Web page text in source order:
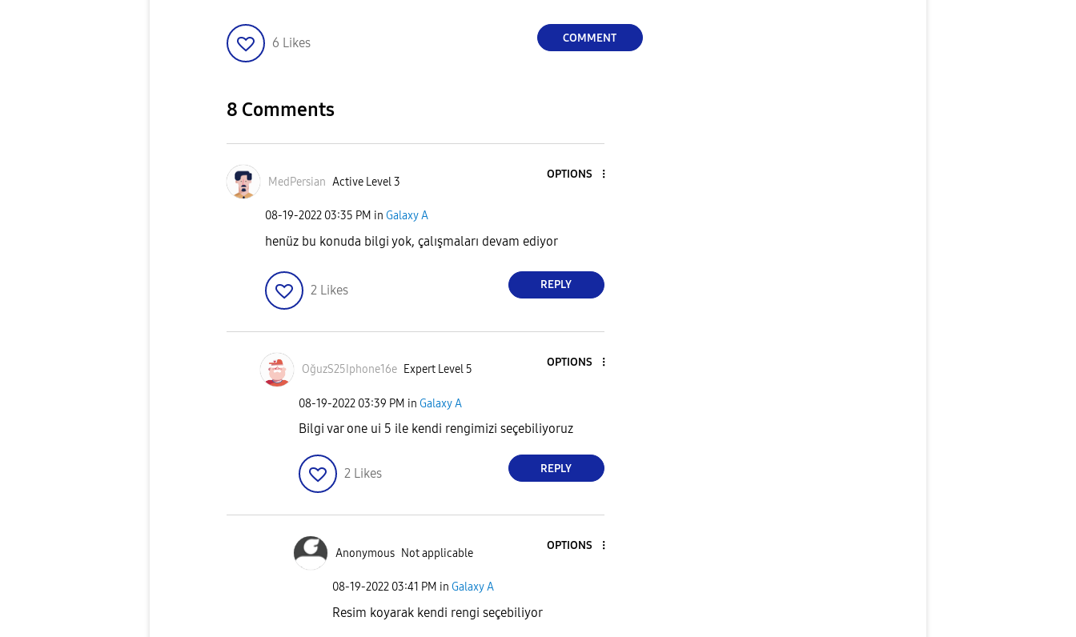
6 Likes COMMENT
8 Comments
MedPersian Active Level 3
OPTIONS
‎08-19-2022 03:35 PM in Galaxy A
henüz bu konuda bilgi yok, çalışmaları devam ediyor
2 Likes REPLY
OğuzS25Iphone16e Expert Level 5
OPTIONS
‎08-19-2022 03:39 PM in Galaxy A
Bilgi var one ui 5 ile kendi rengimizi seçebiliyoruz
2 Likes REPLY
Anonymous Not applicable
OPTIONS
‎08-19-2022 03:41 PM in Galaxy A
Resim koyarak kendi rengi seçebiliyor